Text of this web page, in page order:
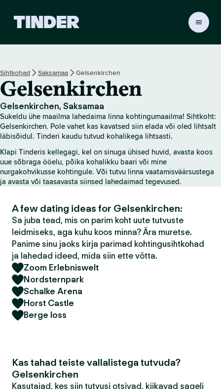
r
i
a
v
a
l
e
t
Sihtkohad Saksamaa Gelsenkirchen
Gelsenkirchen
Gelsenkirchen, Saksamaa
Sukeldu ühe maailma lahedaima linna kohtingumaailma! Sihtkoht:
Gelsenkirchen. Pole vahet kas kavatsed siin elada või oled lihtsalt
läbisõidul. Tinderi kaudu tutvud kohalikega lihtsasti.
Klapi Tinderis kellegagi, kel on sinuga ühised huvid, avasta koos
uue sõbraga ööelu, põika kohalikku baari või mine
nurgakohvikusse kohtingule. Või tutvu linna vaatamisväärsustega
ja avasta või taasavasta siinsed lahedaimad tegevused.
A few dating ideas for Gelsenkirchen:
Sa juba tead, mis on parim koht uute tutvuste
leidmiseks, aga kuhu koos minna? Ära muretse.
Panime sinu jaoks kirja parimad kohtingusihtkohad
ja lahedad ideed, mida siin ette võtta.
Zoom Erlebniswelt
Nordsternpark
Schalke Arena
Horst Castle
Berge loss
Kas tahad teiste vallalistega tutvuda?
Gelsenkirchen
Kasutajad, kes siin tutvusi otsivad, kiikavad sageli